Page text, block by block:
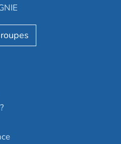
Villa Médicis